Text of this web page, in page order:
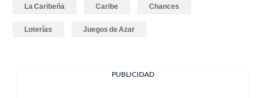
La Caribeña Caribe Chances
Loterías Juegos de Azar
PUBLICIDAD